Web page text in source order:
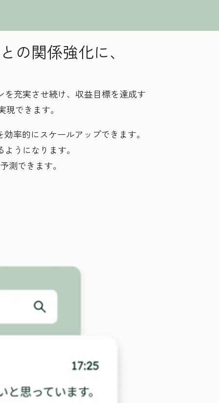
の関係強化に、
充実させ続け、収益目標を達成す
できます。
率的にスケールアップできます。
うになります。
測できます。